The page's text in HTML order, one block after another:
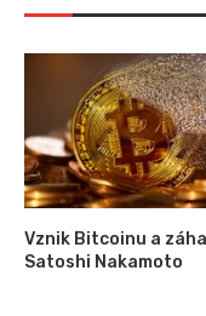
Vznik Bitcoinu a
Satoshi Nakamoto